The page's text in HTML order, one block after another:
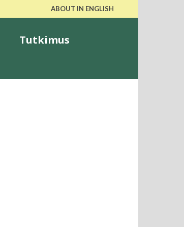
ABOUT IN ENGLISH
Tutkimus